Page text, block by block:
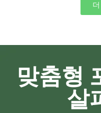
맞춤형
살